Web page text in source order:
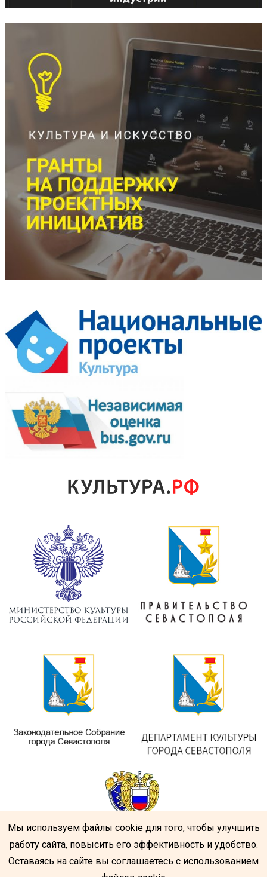
Мы используем файлы cookie для того, чтобы улучшить
работу сайта, повысить его эффективность и удобство.
Оставаясь на сайте вы соглашаетесь с использованием